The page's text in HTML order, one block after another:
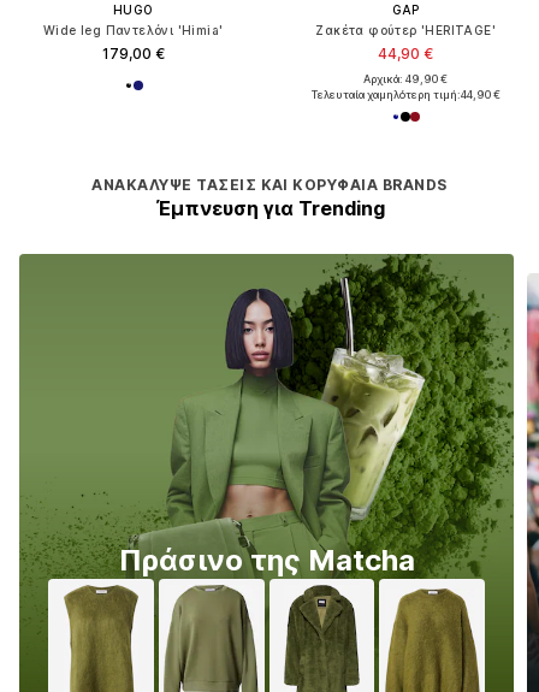
HUGO
Wide leg Παντελόνι 'Himia'
179,00 €
GAP
Ζακέτα φούτερ 'HERITAGE'
44,90 €
Αρχικά: 49,90 €
Τελευταία χαμηλότερη τιμή:44,90 €
ΑΝΑΚΆΛΥΨΕ ΤΆΣΕΙΣ ΚΑΙ ΚΟΡΥΦΑΊΑ BRANDS
Έμπνευση για Trending
Πράσινο της Matcha